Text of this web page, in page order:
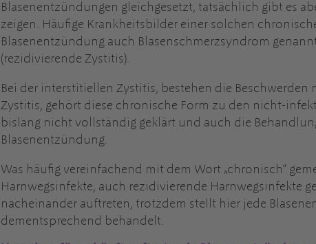
Blasenentzündungen gleichgesetzt, tatsächlich gibt es
zeigen. Häufige Krankheitsbilder einer solchen
Blasenentzündung auch Blasenschmerzsyndrom
(rezidivierende Zystitis).
Bei der interstitiellen Zystitis, bestehen die
Zystitis, gehört diese chronische Form zu den nicht-
bislang nicht vollständig geklärt und auch die
Blasenentzündung.
Was häufig vereinfachend mit dem Wort „chronisch“
Harnwegsinfekte, auch rezidivierende Harnwegsinfekte
nacheinander auftreten, trotzdem stellt hier jede
dementsprechend behandelt.